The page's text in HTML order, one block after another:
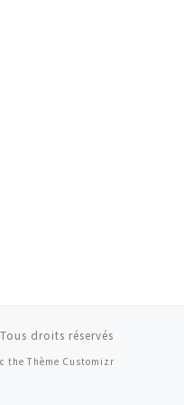
droits réservés
the Thème Customizr